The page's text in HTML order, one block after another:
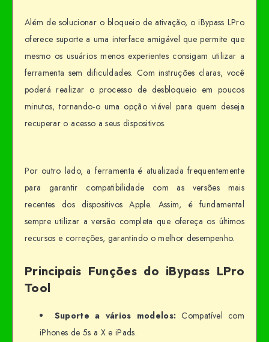
Além de solucionar o bloqueio de ativação, o iBypass LPro
oferece suporte a uma interface amigável que permite que
mesmo os usuários menos experientes consigam utilizar a
ferramenta sem dificuldades. Com instruções claras, você
poderá realizar o processo de desbloqueio em poucos
minutos, tornando-o uma opção viável para quem deseja
recuperar o acesso a seus dispositivos.
Por outro lado, a ferramenta é atualizada frequentemente
para garantir compatibilidade com as versões mais
recentes dos dispositivos Apple. Assim, é fundamental
sempre utilizar a versão completa que ofereça os últimos
recursos e correções, garantindo o melhor desempenho.
Principais Funções do iBypass LPro
Tool
Suporte a vários modelos: Compatível com
iPhones de 5s a X e iPads.